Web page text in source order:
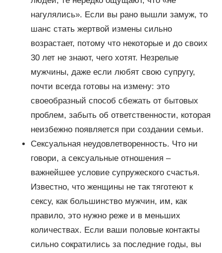
нагулялись». Если вы рано вышли замуж, то
шанс стать жертвой измены сильно
возрастает, потому что некоторые и до своих
30 лет не знают, чего хотят. Незрелые
мужчины, даже если любят свою супругу,
почти всегда готовы на измену: это
своеобразный способ сбежать от бытовых
проблем, забыть об ответственности, которая
неизбежно появляется при создании семьи.
Сексуальная неудовлетворенность. Что ни
говори, а сексуальные отношения –
важнейшее условие супружеского счастья.
Известно, что женщины не так тяготеют к
сексу, как большинство мужчин, им, как
правило, это нужно реже и в меньших
количествах. Если ваши половые контакты
сильно сократились за последние годы, вы